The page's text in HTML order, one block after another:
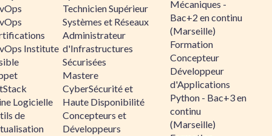
Institute
Logicielle
de
Technicien Supérieur
Systèmes et Réseaux
Administrateur
d'Infrastructures
Sécurisées
Mastere
CyberSécurité et
Haute Disponibilité
Concepteurs et
Développeurs
Mécaniques -
Bac+2 en continu
(Marseille)
Formation
Concepteur
Développeur
d'Applications
Python - Bac+3 en
continu
(Marseille)